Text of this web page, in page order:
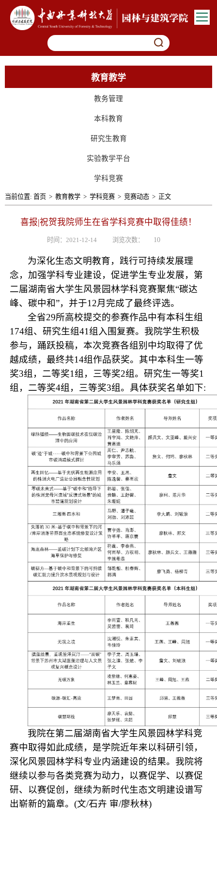
教育教学
教务管理
本科教育
研究生教育
实验教学平台
学科竞赛
当前位置: 首页 > 教育教学 > 学科竞赛 > 竞赛动态 > 正文
喜报|祝贺我院师生在省学科竞赛中取得佳绩！
时间：2021-12-14 浏览次数： 10
为深化生态文明教育，践行可持续发展理
念，加强学科专业建设，促进学生专业发展，第
二届湖南省大学生风景园林学科竞赛聚焦“碳达
峰、碳中和”，并于12月完成了最终评选。
全省29所高校提交的参赛作品中有本科生组
174组、研究生组41 组入围复赛。我院学生积极
参与，踊跃投稿，本次竞赛各组别中均取得了优
越成绩，最终共14组作品获奖。其中本科生一等
奖3组，二等奖1 组，三等奖2组。研究生一等奖1
组，二等奖4组，三等奖3组。具体获奖名单如下:
我院在第二届湖南省大学生风景园林学科竞
赛中取得如此成绩，是学院近年来以科研引领，
深化风景园林学科专业内涵建设的结果。我院将
继续以参与各类竞赛为动力，以赛促学、以赛促
研、以赛促创，继续为新时代生态文明建设谱写
出崭新的篇章。(文/石卉 审/廖秋林)